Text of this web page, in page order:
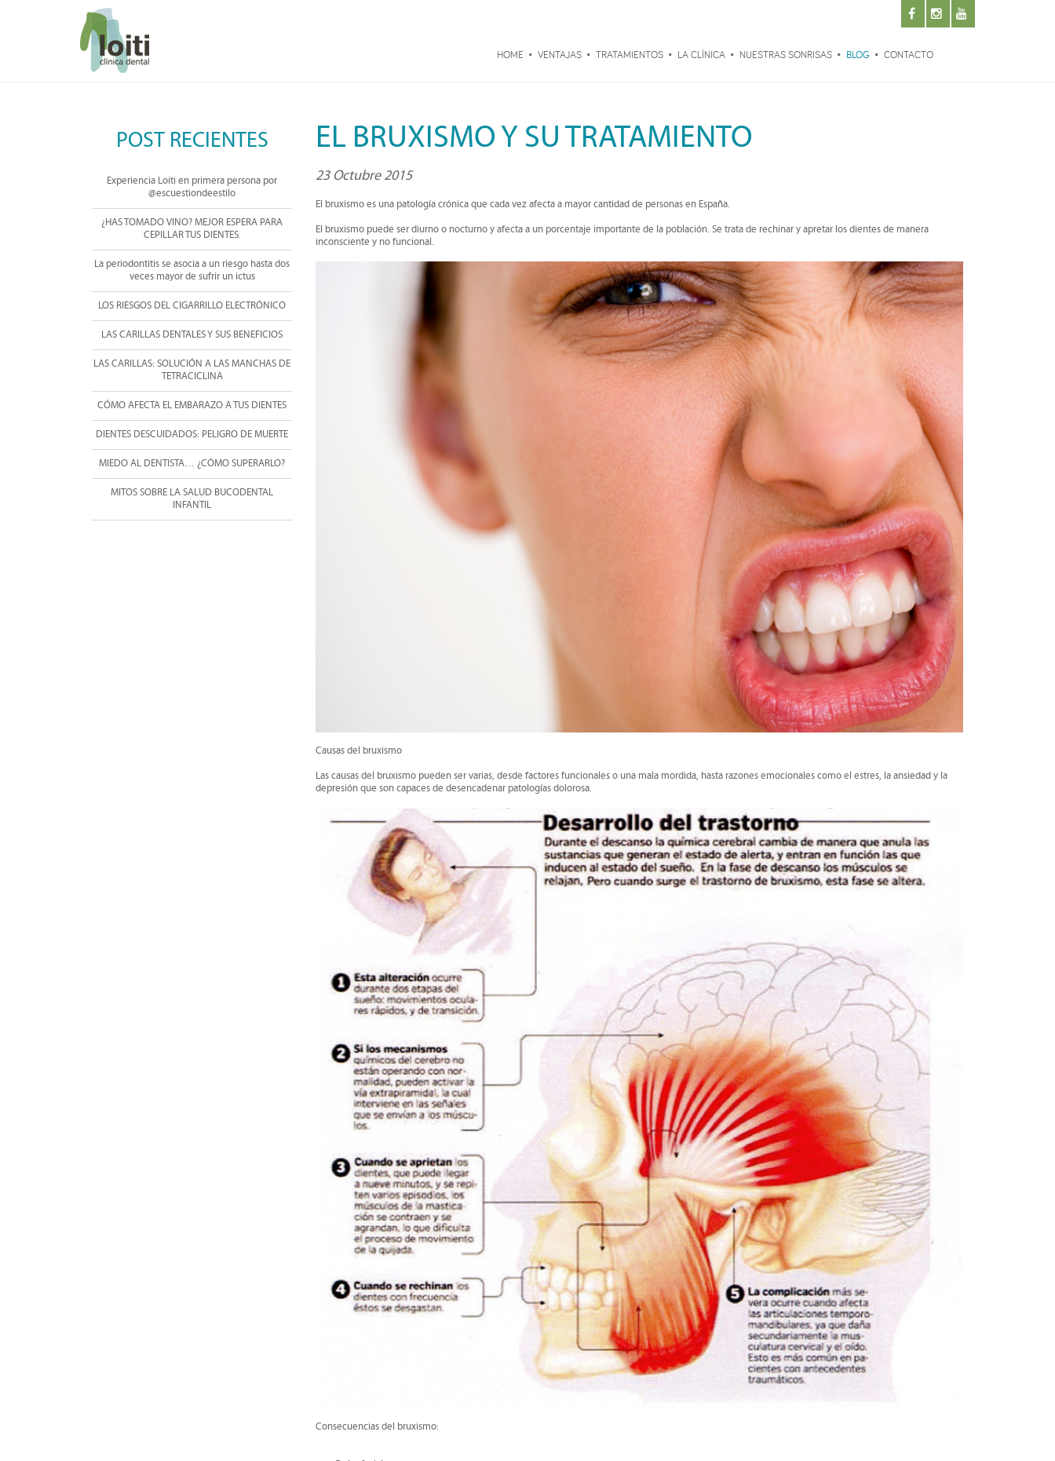
HOME VENTAJAS TRATAMIENTOS LA CLÍNICA NUESTRAS SONRISAS BLOG CONTACTO
POST RECIENTES
Experiencia Loiti en primera persona por
@escuestiondeestilo
¿HAS TOMADO VINO? MEJOR ESPERA PARA
CEPILLAR TUS DIENTES.
La periodontitis se asocia a un riesgo hasta dos
veces mayor de sufrir un ictus
LOS RIESGOS DEL CIGARRILLO ELECTRÓNICO
LAS CARILLAS DENTALES Y SUS BENEFICIOS
LAS CARILLAS: SOLUCIÓN A LAS MANCHAS DE
TETRACICLINA
CÓMO AFECTA EL EMBARAZO A TUS DIENTES
DIENTES DESCUIDADOS: PELIGRO DE MUERTE
MIEDO AL DENTISTA… ¿CÓMO SUPERARLO?
MITOS SOBRE LA SALUD BUCODENTAL
INFANTIL
EL BRUXISMO Y SU TRATAMIENTO
23 Octubre 2015
El bruxismo es una patología crónica que cada vez afecta a mayor cantidad de personas en España.
El bruxismo puede ser diurno o nocturno y afecta a un porcentaje importante de la población. Se trata de rechinar y apretar los dientes de manera
inconsciente y no funcional.
Causas del bruxismo
Las causas del bruxismo pueden ser varias, desde factores funcionales o una mala mordida, hasta razones emocionales como el estres, la ansiedad y la
depresión que son capaces de desencadenar patologías dolorosa.
Consecuencias del bruxismo: